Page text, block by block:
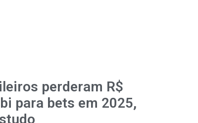
perderam R$
para bets em 2025,